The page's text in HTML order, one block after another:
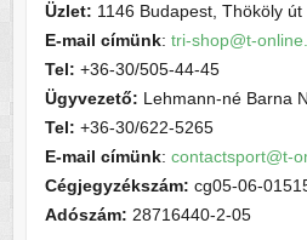
Üzlet: 1146 Budapest, Thököly út
E-mail címünk: tri-shop@t-
Tel: +36-30/505-44-45
Ügyvezető: Lehmann-né Barna
Tel: +36-30/622-5265
E-mail címünk: contactsport@t-
Cégjegyzékszám: cg05-06-
Adószám: 28716440-2-05